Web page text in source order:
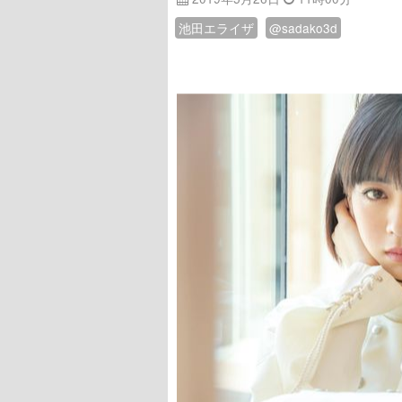
池田エライザ
@sadako3d